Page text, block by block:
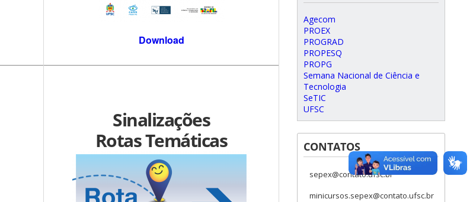
Download
Sinalizações
Rotas Temáticas
Agecom
PROEX
PROGRAD
PROPESQ
PROPG
Semana Nacional de Ciência e
Tecnologia
SeTIC
UFSC
CONTATOS
sepex@contato.ufsc.br
minicursos.sepex@contato.ufsc.br